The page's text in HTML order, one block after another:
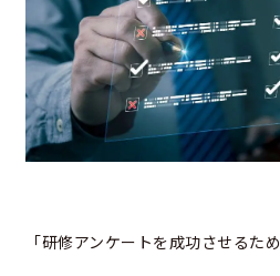
「研修アンケートを成功させるた